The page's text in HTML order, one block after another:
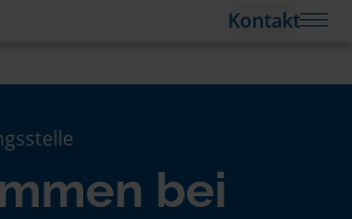
Kontakt
bei